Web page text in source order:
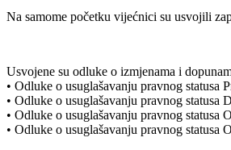
Na samome početku vijećnici su usvojili
Usvojene su odluke o izmjenama i
• Odluke o usuglašavanju pravnog statusa
• Odluke o usuglašavanju pravnog statusa
• Odluke o usuglašavanju pravnog statusa
• Odluke o usuglašavanju pravnog statusa